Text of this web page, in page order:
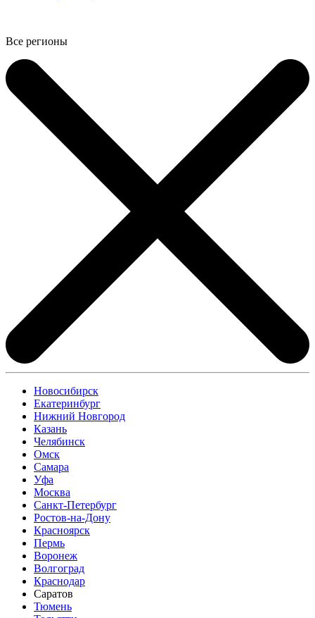
Все регионы
Новосибирск
Екатеринбург
Нижний Новгород
Казань
Челябинск
Омск
Самара
Уфа
Москва
Санкт-Петербург
Ростов-на-Дону
Красноярск
Пермь
Воронеж
Волгоград
Краснодар
Саратов
Тюмень